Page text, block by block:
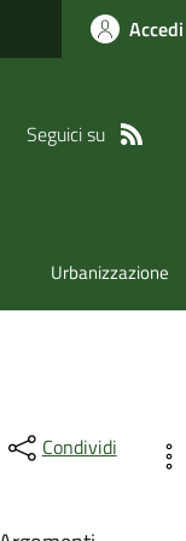
Seguici su
Urbanizzazione
Condividi